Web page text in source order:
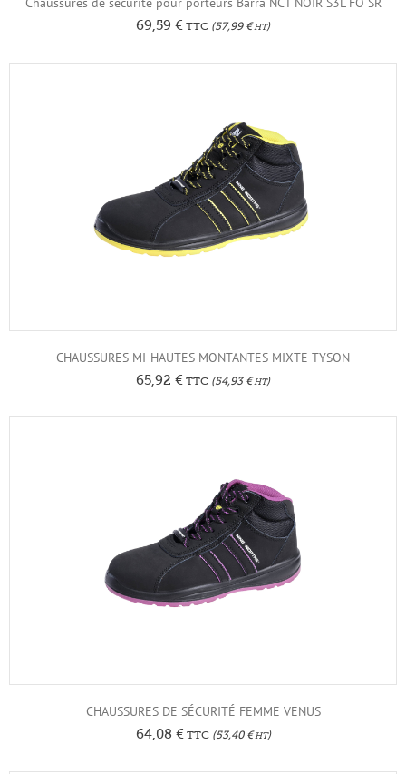
69,59 € TTC (57,99 €HT)
CHAUSSURES MI-HAUTES MONTANTES MIXTE TYSON
65,92 € TTC (54,93 €HT)
CHAUSSURES DE SÉCURITÉ FEMME VENUS
64,08 €TTC(53,40 €HT)